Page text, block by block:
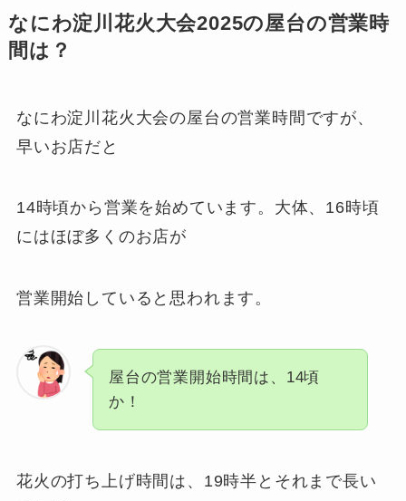
なにわ淀川花火大会2025の屋台の営業時
間は？
なにわ淀川花火大会の屋台の営業時間ですが、
早いお店だと
14時頃から営業を始めています。大体、16時頃
にはほぼ多くのお店が
営業開始していると思われます。
屋台の営業開始時間は、14頃
か！
花火の打ち上げ時間は、19時半とそれまで長い